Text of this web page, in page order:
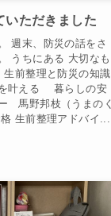
いただきました
週末、防災の話をさ
うちにある 大切なも
整理と防災の知識
叶える 暮らしの安
馬野邦枝（うまのく
生前整理アドバイ...